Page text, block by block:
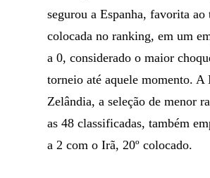
segurou a Espanha, favorita ao
colocada no ranking, em um
a 0, considerado o maior
torneio até aquele momento. A
Zelândia, a seleção de menor
as 48 classificadas, também
a 2 com o Irã, 20º colocado.